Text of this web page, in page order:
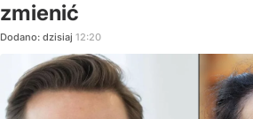
zmienić
Dodano: dzisiaj 12:20